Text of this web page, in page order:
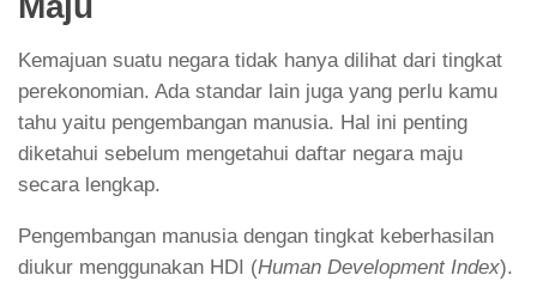
Kemajuan suatu negara tidak hanya dilihat dari tingkat
perekonomian. Ada standar lain juga yang perlu kamu
tahu yaitu pengembangan manusia. Hal ini penting
diketahui sebelum mengetahui daftar negara maju
secara lengkap.
Pengembangan manusia dengan tingkat keberhasilan
diukur menggunakan HDI (Human Development Index).